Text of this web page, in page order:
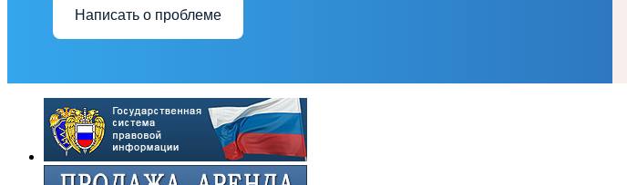
Написать о проблеме